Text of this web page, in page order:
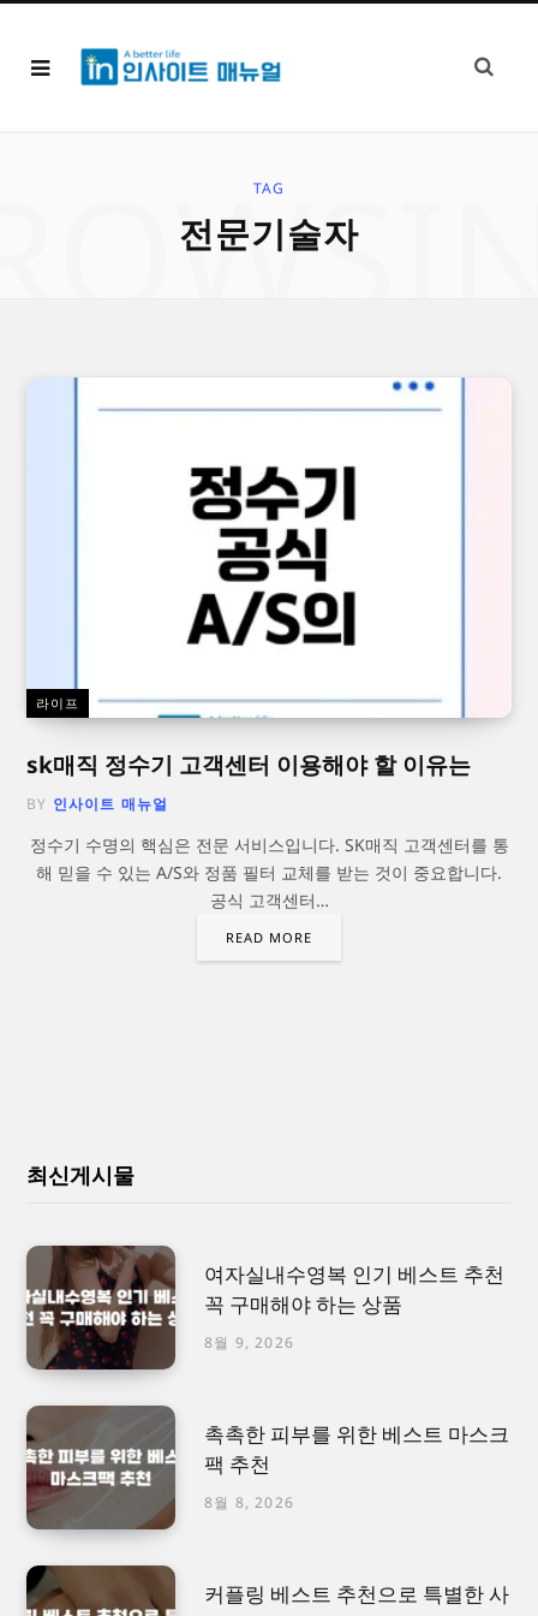
TAG
전문기술자
라이프
sk매직 정수기 고객센터 이용해야 할 이유는
BY 인사이트 매뉴얼
정수기 수명의 핵심은 전문 서비스입니다. SK매직 고객센터를 통
해 믿을 수 있는 A/S와 정품 필터 교체를 받는 것이 중요합니다.
공식 고객센터…
READ MORE
최신게시물
여자실내수영복 인기 베스트 추천
꼭 구매해야 하는 상품
8월 9, 2026
촉촉한 피부를 위한 베스트 마스크
팩 추천
8월 8, 2026
커플링 베스트 추천으로 특별한 사